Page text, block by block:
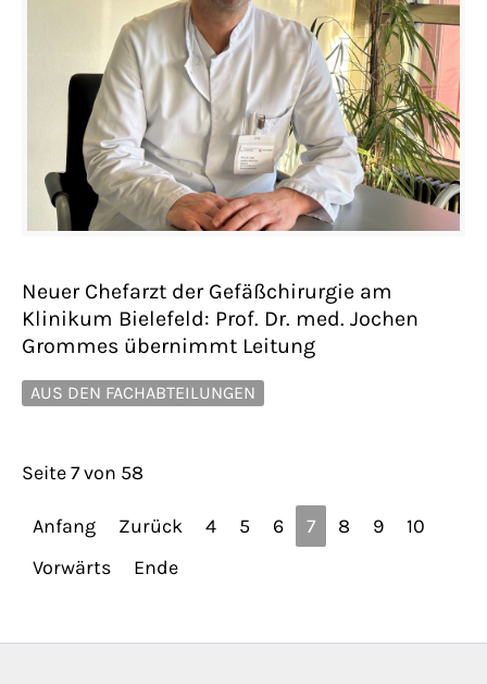
Neuer Chefarzt der Gefäßchirurgie am
Klinikum Bielefeld: Prof. Dr. med. Jochen
Grommes übernimmt Leitung
AUS DEN FACHABTEILUNGEN
Seite 7 von 58
Anfang Zurück 4 5 6 7 8 9
10
Vorwärts
Ende